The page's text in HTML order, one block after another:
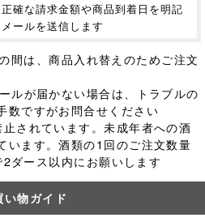
確な請求金額や商品到着日を明記
ールを送信します
は、商品入れ替えのためご注文
ルが届かない場合は、トラブルの
数ですがお問合せください
されています。未成年者への酒
います。酒類の1回のご注文数量
ダース以内にお願いします
い物ガイド